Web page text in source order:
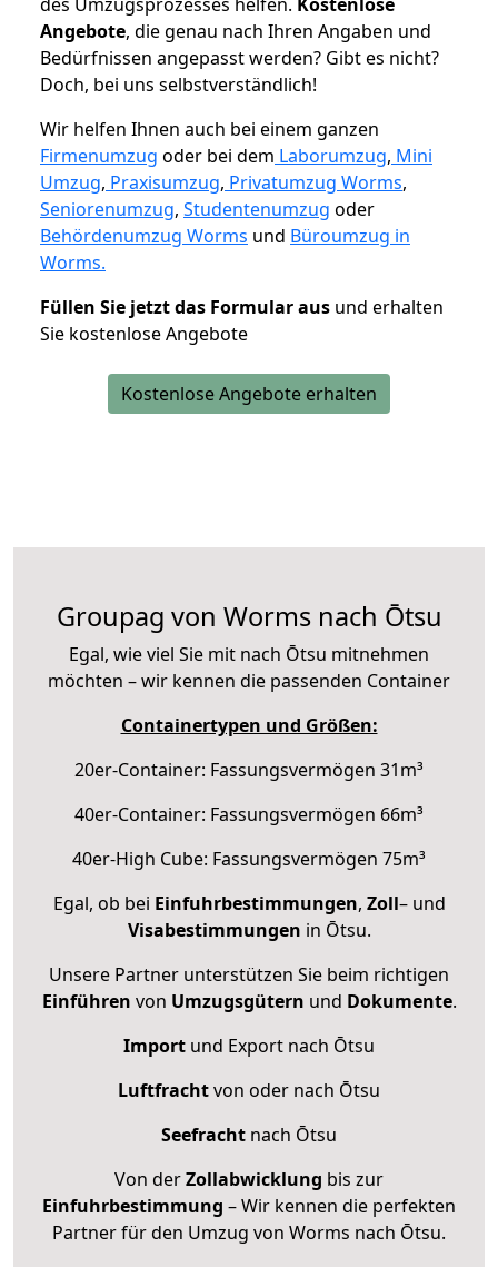
Angebote, die genau nach Ihren Angaben und
Bedürfnissen angepasst werden? Gibt es nicht?
Doch, bei uns selbstverständlich!
Wir helfen Ihnen auch bei einem ganzen
Firmenumzug oder bei dem Laborumzug, Mini
Umzug, Praxisumzug, Privatumzug Worms,
Seniorenumzug, Studentenumzug oder
Behördenumzug Worms und Büroumzug in
Worms.
Füllen Sie jetzt das Formular aus und erhalten
Sie kostenlose Angebote
Kostenlose Angebote erhalten
Groupag von Worms nach Ōtsu
Egal, wie viel Sie mit nach Ōtsu mitnehmen
möchten – wir kennen die passenden Container
Containertypen und Größen:
20er-Container: Fassungsvermögen 31m³
40er-Container: Fassungsvermögen 66m³
40er-High Cube: Fassungsvermögen 75m³
Egal, ob bei Einfuhrbestimmungen, Zoll– und
Visabestimmungen in Ōtsu.
Unsere Partner unterstützen Sie beim richtigen
Einführen von Umzugsgütern und Dokumente.
Import und Export nach Ōtsu
Luftfrachtvon oder nach Ōtsu
Seefracht nach Ōtsu
Von derZollabwicklung bis zur
Einfuhrbestimmung – Wir kennen die perfekten
Partner für den Umzug von Worms nach Ōtsu.